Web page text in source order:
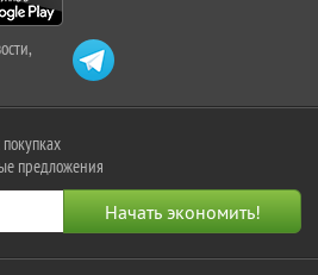
предложения